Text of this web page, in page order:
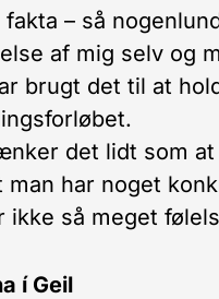
fakta – så
af mig selv og
brugt det til at
det lidt som
man har noget
ikke så meget
í Geil